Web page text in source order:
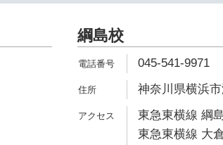
綱島校
045-541-9971
神奈川県横浜
東急東横線 綱
東急東横線 大